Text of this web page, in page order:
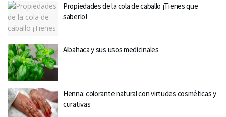
Propiedades de la cola de caballo ¡Tienes que
saberlo!
Albahaca y sus usos medicinales
Henna: colorante natural con virtudes cosméticas y
curativas